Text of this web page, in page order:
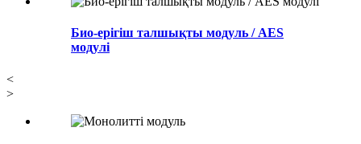
Био-ерігіш талшықты модуль / AES
модулі
<
>